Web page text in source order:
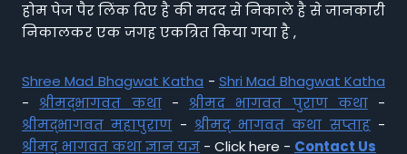
होम पेज पैर लिंक दिए है की मदद से निकाले है से जानकारी
निकालकर एक जगह एकत्रित किया गया है ,
Shree Mad Bhagwat Katha - Shri Mad Bhagwat Katha
- श्रीमद्भागवत कथा- श्रीमद भागवत पुराण कथा-
श्रीमद्भागवत महापुराण - श्रीमद् भागवत कथा सप्ताह-
श्रीमद् भागवत कथा ज्ञान यज्ञ - Click here - Contact Us